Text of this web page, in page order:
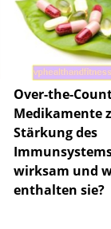
Over-the-
Medikamente
Stärkung des
wirksam und
enthalten sie?